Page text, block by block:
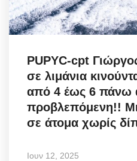
PUPYC-cpt
σε λιμάνια
από 4 έως 6 πάνω
προβλεπόμενη!!
σε άτομα χωρίς
Ιουν 12, 2025